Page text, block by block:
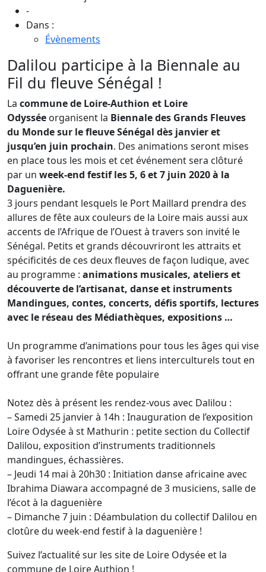
-
Dans :
Évènements
Dalilou participe à la Biennale au
Fil du fleuve Sénégal !
La commune de Loire-Authion et Loire
Odyssée organisent la Biennale des Grands Fleuves
du Monde sur le fleuve Sénégal dès janvier et
jusqu’en juin prochain. Des animations seront mises
en place tous les mois et cet événement sera clôturé
par un week-end festif les 5, 6 et 7 juin 2020 à la
Daguenière.
3 jours pendant lesquels le Port Maillard prendra des
allures de fête aux couleurs de la Loire mais aussi aux
accents de l’Afrique de l’Ouest à travers son invité le
Sénégal. Petits et grands découvriront les attraits et
spécificités de ces deux fleuves de façon ludique, avec
au programme : animations musicales, ateliers et
découverte de l’artisanat, danse et instruments
Mandingues, contes, concerts, défis sportifs, lectures
avec le réseau des Médiathèques, expositions …
Un programme d’animations pour tous les âges qui vise
à favoriser les rencontres et liens interculturels tout en
offrant une grande fête populaire
Notez dès à présent les rendez-vous avec Dalilou :
– Samedi 25 janvier à 14h : Inauguration de l’exposition
Loire Odysée à st Mathurin : petite section du Collectif
Dalilou, exposition d’instruments traditionnels
mandingues, échassières.
– Jeudi 14 mai à 20h30 : Initiation danse africaine avec
Ibrahima Diawara accompagné de 3 musiciens, salle de
l’écot à la daguenière
– Dimanche 7 juin : Déambulation du collectif Dalilou en
clotûre du week-end festif à la daguenière !
Suivez l’actualité sur les site de Loire Odysée et la
commune de Loire Authion !